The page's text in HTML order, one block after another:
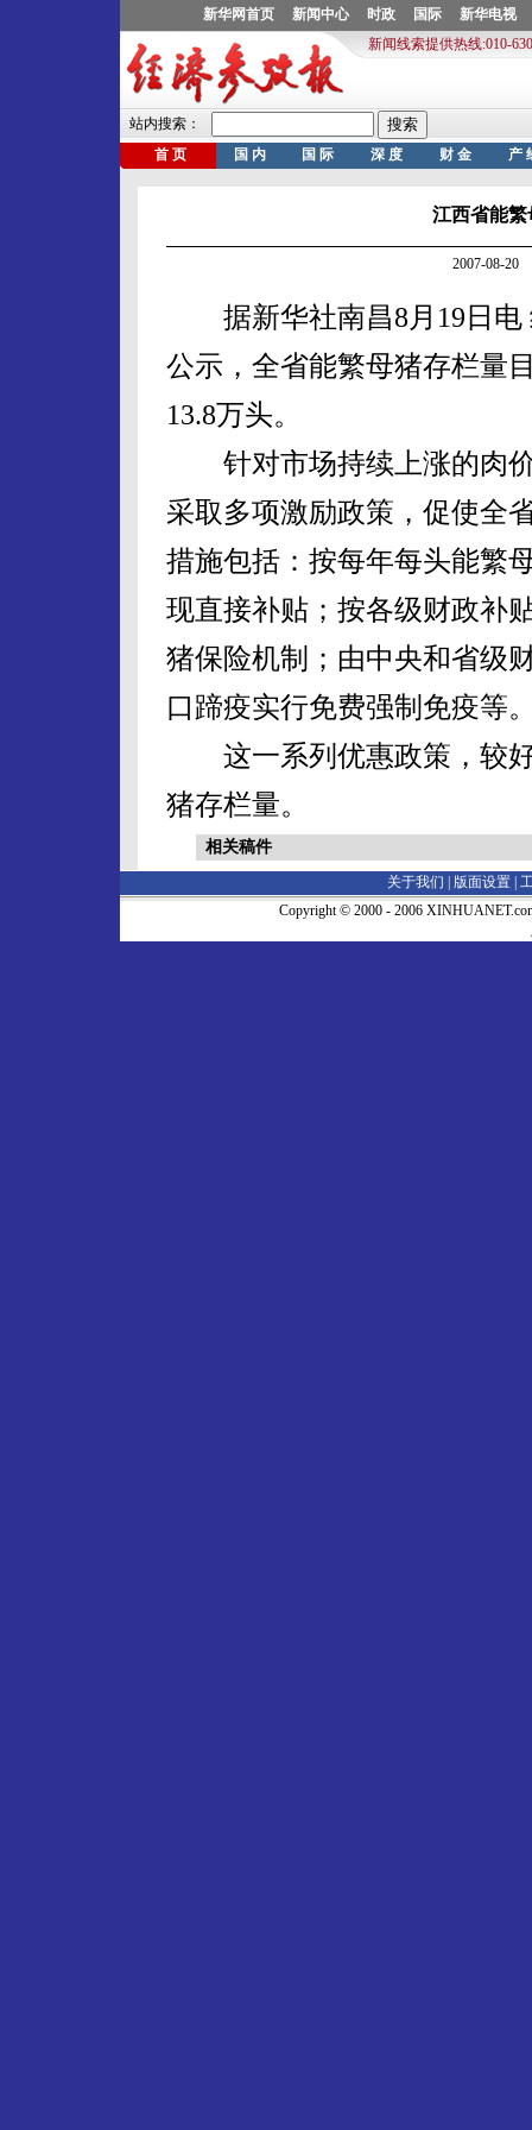
江西省能繁
2007-08-20
据新华社南昌8月19日电
公示，全省能繁母猪存栏量
13.8万头。
针对市场持续上涨的肉价
采取多项激励政策，促使全
措施包括：按每年每头能繁
现直接补贴；按各级财政补
猪保险机制；由中央和省级
口蹄疫实行免费强制免疫等
这一系列优惠政策，较好
猪存栏量。
相关稿件
关于我们 | 版面设置
Copyright © 2000 - 2006